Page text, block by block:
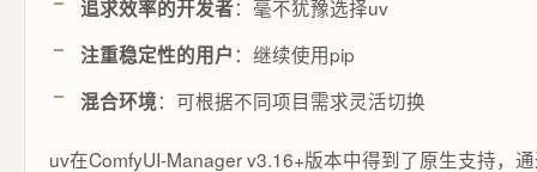
追求效率的开发者：毫不犹豫选择uv
注重稳定性的用户：继续使用pip
混合环境：可根据不同项目需求灵活切换
uv在ComfyUI-Manager v3.16+版本中得到了原生支持，